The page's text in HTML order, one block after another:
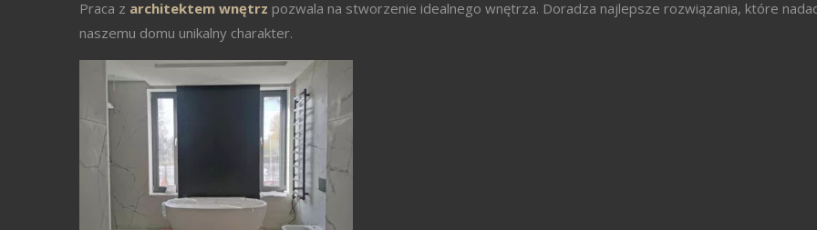
Praca z architektem wnętrz pozwala na stworzenie idealnego wnętrza. Doradza najlepsze rozwiązania, które
naszemu domu unikalny charakter.